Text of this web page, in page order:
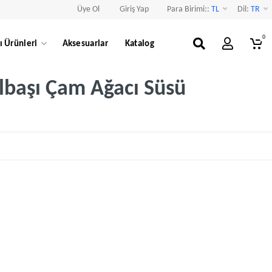
Üye Ol Giriş Yap Para Birimi:: TL Dil: TR
Ürünleri Aksesuarlar Katalog
0
Çam Ağacı Süsü